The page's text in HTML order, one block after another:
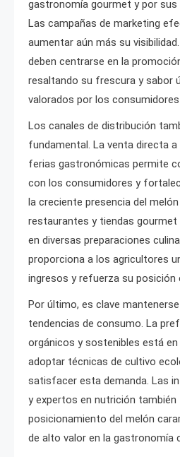
gastronomía gourmet y por sus
Las campañas de marketing
aumentar aún más su
deben centrarse en la
resaltando su frescura y sabor
valorados por los
Los canales de distribución
fundamental. La venta directa
ferias gastronómicas permite
con los consumidores y
la creciente presencia del
restaurantes y tiendas gourmet
en diversas preparaciones
proporciona a los agricultores
ingresos y refuerza su posición
Por último, es clave
tendencias de consumo. La
orgánicos y sostenibles está
adoptar técnicas de cultivo
satisfacer esta demanda. Las
y expertos en nutrición también
posicionamiento del melón
de alto valor en la gastronomía